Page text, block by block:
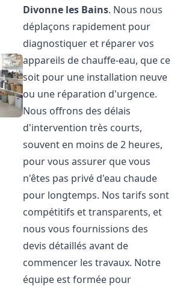
Divonne les Bains. Nous nous
déplaçons rapidement pour
diagnostiquer et réparer vos
appareils de chauffe-eau, que ce
soit pour une installation neuve
ou une réparation d'urgence.
Nous offrons des délais
d'intervention très courts,
souvent en moins de 2 heures,
pour vous assurer que vous
n'êtes pas privé d'eau chaude
pour longtemps. Nos tarifs sont
compétitifs et transparents, et
nous vous fournissions des
devis détaillés avant de
commencer les travaux. Notre
équipe est formée pour